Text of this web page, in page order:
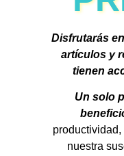
Disfrutarás
artículos y
tienen
Un solo
nuestra